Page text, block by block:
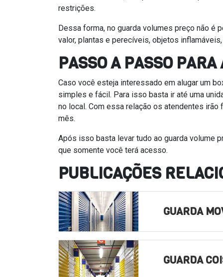
restrições.
Dessa forma, no guarda volumes preço não é
valor, plantas e perecíveis, objetos
PASSO A PASSO
Caso você esteja interessado em alugar um
simples e fácil. Para isso basta ir até uma
no local. Com essa relação os atendentes
mês.
Após isso basta levar tudo ao guarda volume
que somente você terá acesso.
PUBLICAÇÕES
GUARDA
GUARDA